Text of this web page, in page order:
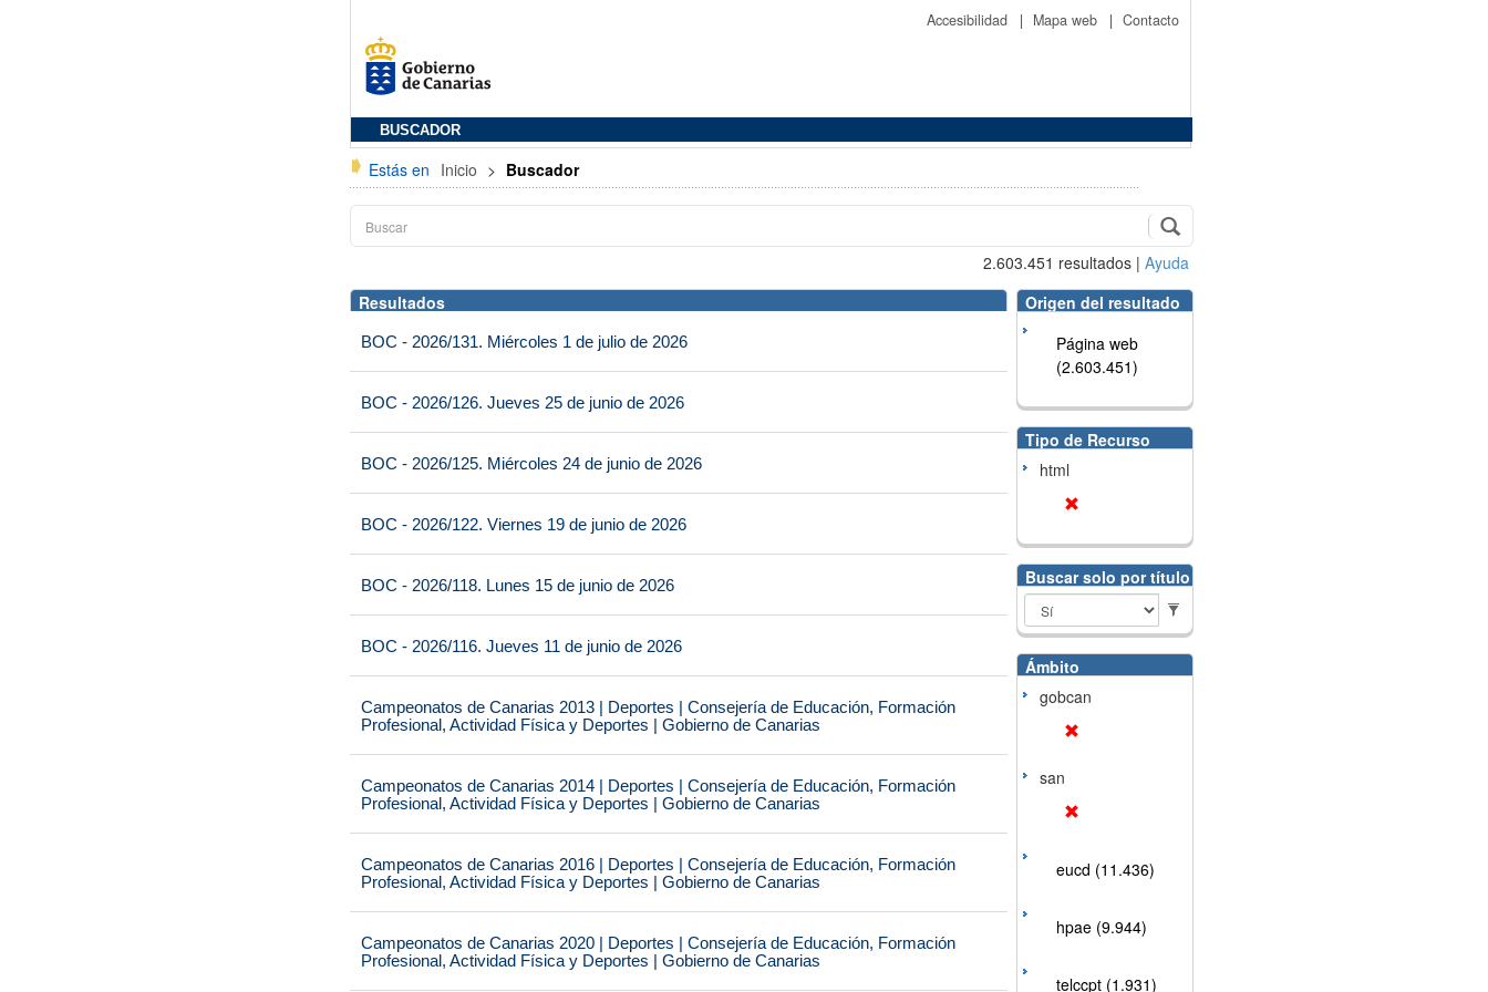
Accesibilidad | Mapa web | Contacto
BUSCADOR
Estás en Inicio > Buscador
2.603.451 resultados | Ayuda
Resultados
BOC - 2026/131. Miércoles 1 de julio de 2026
BOC - 2026/126. Jueves 25 de junio de 2026
BOC - 2026/125. Miércoles 24 de junio de 2026
BOC - 2026/122. Viernes 19 de junio de 2026
BOC - 2026/118. Lunes 15 de junio de 2026
BOC - 2026/116. Jueves 11 de junio de 2026
Campeonatos de Canarias 2013 | Deportes | Consejería de Educación, Formación
Profesional, Actividad Física y Deportes | Gobierno de Canarias
Campeonatos de Canarias 2014 | Deportes | Consejería de Educación, Formación
Profesional, Actividad Física y Deportes | Gobierno de Canarias
Campeonatos de Canarias 2016 | Deportes | Consejería de Educación, Formación
Profesional, Actividad Física y Deportes | Gobierno de Canarias
Campeonatos de Canarias 2020 | Deportes | Consejería de Educación, Formación
Profesional, Actividad Física y Deportes | Gobierno de Canarias
Origen del resultado
Página web
(2.603.451)
Tipo de Recurso
html
Buscar solo por título
Ámbito
gobcan
san
eucd (11.436)
hpae (9.944)
telccpt (1.931)